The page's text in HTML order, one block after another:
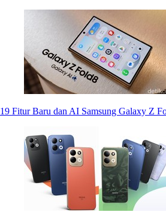
19 Fitur Baru dan AI Samsung Galaxy Z